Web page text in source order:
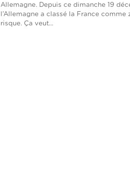
Allemagne. Depuis ce dimanche 19
l’Allemagne a classé la France comme
risque. Ça veut...